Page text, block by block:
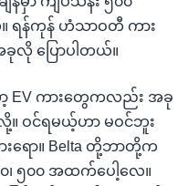
ရန်ကုန် ဟံသာဝတီ ကား
လို ပြောပါတယ်။
ာ့ EV ကားတွေကလည်း အခု
ဝင်ရမယ့်ဟာ မဝင်ဘူး
ရော။ Belta တို့ဘာတို့က
၊ ၅၀၀ အထက်ပေါ့လေ။